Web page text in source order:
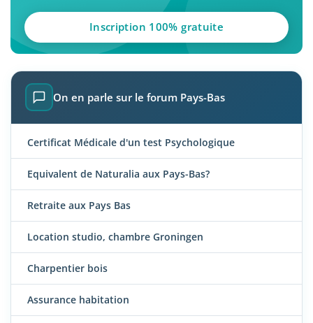
Inscription 100% gratuite
On en parle sur le forum Pays-Bas
Certificat Médicale d'un test Psychologique
Equivalent de Naturalia aux Pays-Bas?
Retraite aux Pays Bas
Location studio, chambre Groningen
Charpentier bois
Assurance habitation